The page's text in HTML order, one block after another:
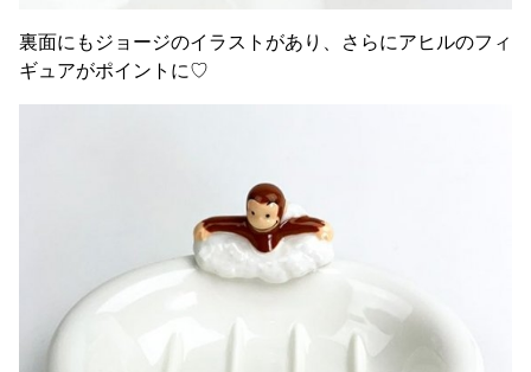
裏面にもジョージのイラストがあり、さらにアヒルのフィ
ギュアがポイントに♡